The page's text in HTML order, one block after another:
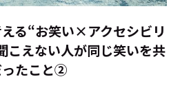
る“お笑い×アクセシビリ
こえない人が同じ笑いを共
ったこと②